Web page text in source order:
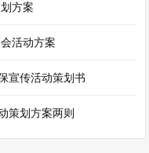
方案
活动方案
宣传活动策划书
策划方案两则